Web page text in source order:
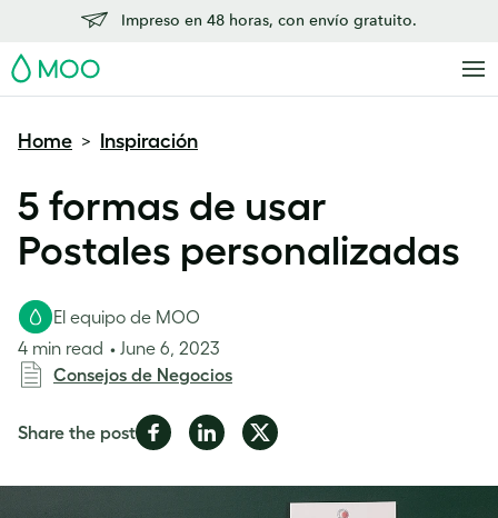
Impreso en 48 horas, con envío gratuito.
MOO
Home > Inspiración
5 formas de usar
Postales personalizadas
El equipo de MOO
4 min read
June 6, 2023
Consejos de Negocios
Share the postShare
Facebook
Share
LinkedIn
Share
Twitter